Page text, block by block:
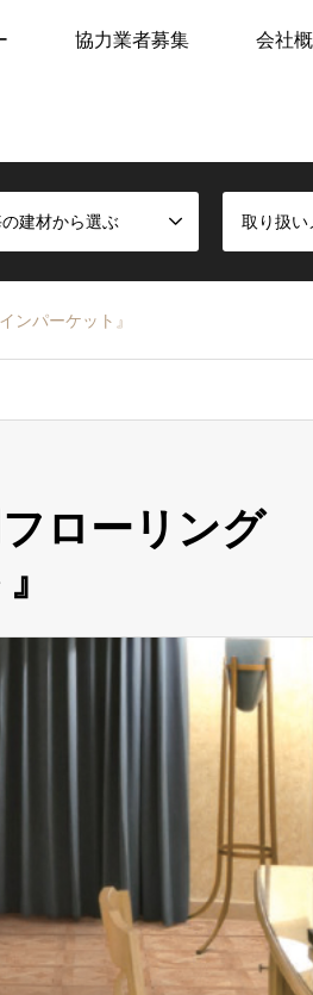
協力業者募集 会社
建材から選ぶ 取り扱い
ンパーケット』
ローリング